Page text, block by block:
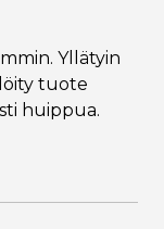
Yllätyin
tuote
huippua.